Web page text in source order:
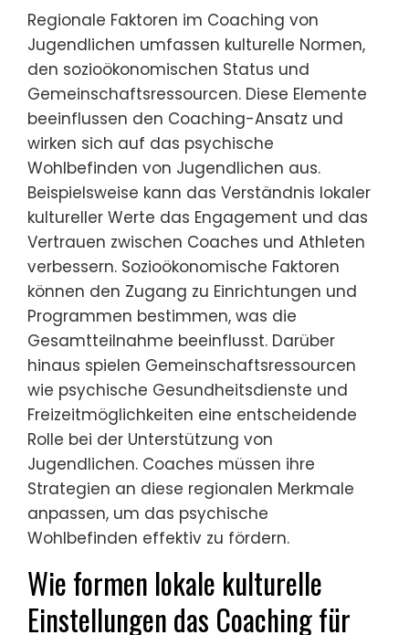
Regionale Faktoren im Coaching von
Jugendlichen umfassen kulturelle Normen,
den sozioökonomischen Status und
Gemeinschaftsressourcen. Diese Elemente
beeinflussen den Coaching-Ansatz und
wirken sich auf das psychische
Wohlbefinden von Jugendlichen aus.
Beispielsweise kann das Verständnis lokaler
kultureller Werte das Engagement und das
Vertrauen zwischen Coaches und Athleten
verbessern. Sozioökonomische Faktoren
können den Zugang zu Einrichtungen und
Programmen bestimmen, was die
Gesamtteilnahme beeinflusst. Darüber
hinaus spielen Gemeinschaftsressourcen
wie psychische Gesundheitsdienste und
Freizeitmöglichkeiten eine entscheidende
Rolle bei der Unterstützung von
Jugendlichen. Coaches müssen ihre
Strategien an diese regionalen Merkmale
anpassen, um das psychische
Wohlbefinden effektiv zu fördern.
Wie formen lokale kulturelle
Einstellungen das Coaching für